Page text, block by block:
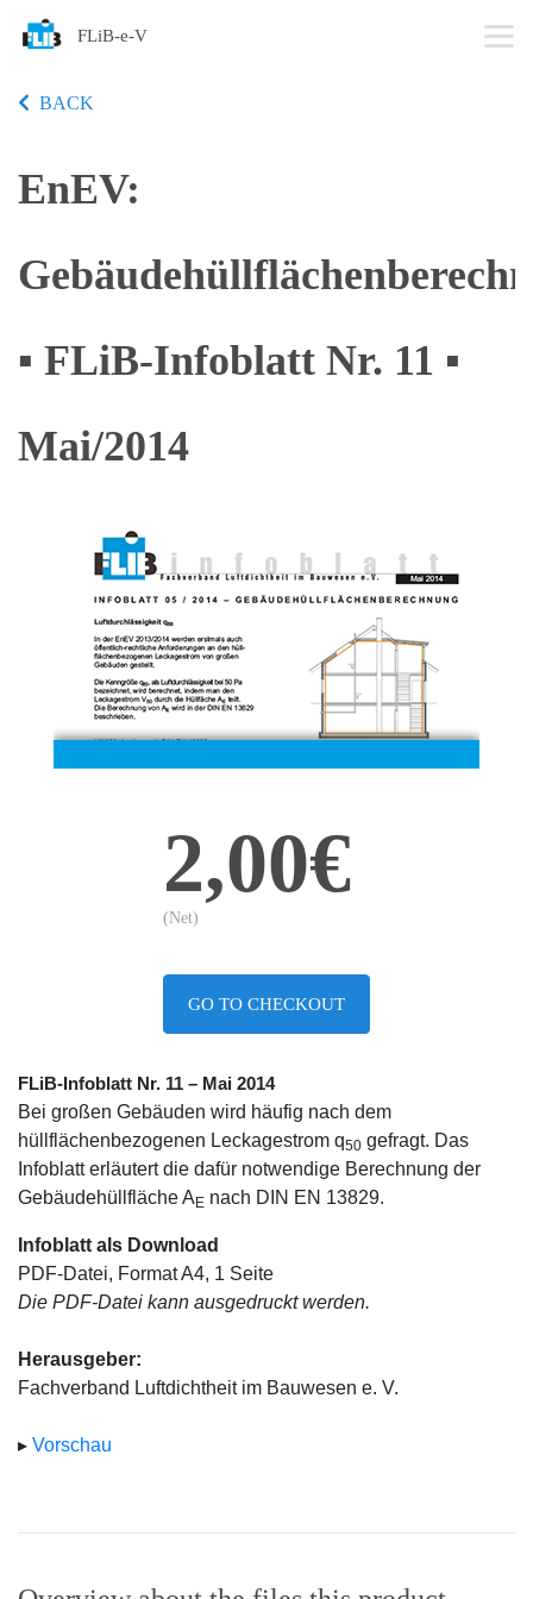
FLiB-e-V
BACK
EnEV:
▪ FLiB-Infoblatt Nr. 11 ▪
Mai/2014
2,00€
(Net)
GO TO CHECKOUT
FLiB-Infoblatt Nr. 11 – Mai 2014
Bei großen Gebäuden wird häufig nach dem
hüllflächenbezogenen Leckagestrom q50 gefragt. Das
Infoblatt erläutert die dafür notwendige Berechnung der
Gebäudehüllfläche A E nach DIN EN 13829.
Infoblatt als Download
PDF-Datei, Format A4, 1 Seite
Die PDF-Datei kann ausgedruckt werden.
Herausgeber:
Fachverband Luftdichtheit im Bauwesen e. V.
▸ Vorschau